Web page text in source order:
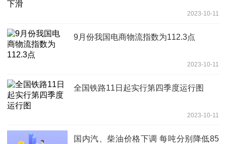
2023-10-11
9月份我国电商物流指数为112.3点
2023-10-11
全国铁路11日起实行第四季度运行图
2023-10-11
国内汽、柴油价格下调 每吨分别降低85